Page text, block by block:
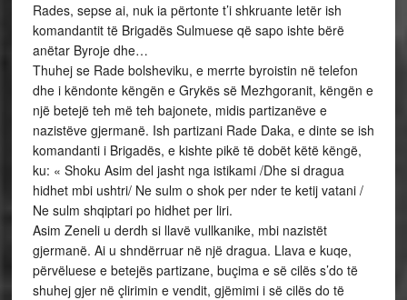
Rades, sepse ai, nuk ia përtonte t’i shkruante letër ish
komandantit të Brigadës Sulmuese që sapo ishte bërë
anëtar Byroje dhe…
Thuhej se Rade bolsheviku, e merrte byroistin në telefon
dhe i këndonte këngën e Grykës së Mezhgoranit, këngën e
një betejë teh më teh bajonete, midis partizanëve e
nazistëve gjermanë. Ish partizani Rade Daka, e dinte se ish
komandanti i Brigadës, e kishte pikë të dobët këtë këngë,
ku: « Shoku Asim del jasht nga istikami /Dhe si dragua
hidhet mbi ushtri/ Ne sulm o shok per nder te ketij vatani /
Ne sulm shqiptari po hidhet per liri.
Asim Zeneli u derdh si llavë vullkanike, mbi nazistët
gjermanë. Ai u shndërruar në një dragua. Llava e kuqe,
përvëluese e betejës partizane, buçima e së cilës s’do të
shuhej gjer në çlirimin e vendit, gjëmimi i së cilës do të